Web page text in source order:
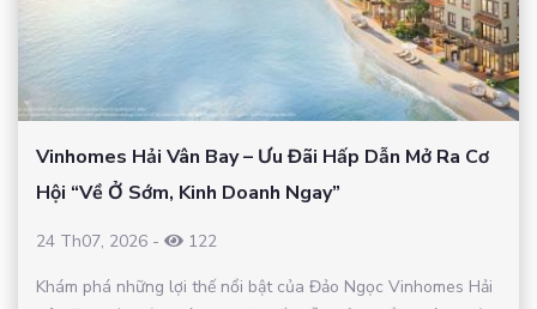
Vinhomes Hải Vân Bay – Ưu Đãi Hấp Dẫn Mở Ra Cơ
Hội “Về Ở Sớm, Kinh Doanh Ngay”
24 Th07, 2026 -
122
Khám phá những lợi thế nổi bật của Đảo Ngọc Vinhomes Hải